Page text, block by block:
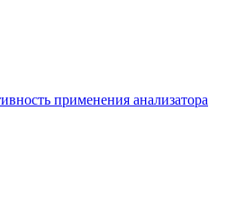
применения анализатора